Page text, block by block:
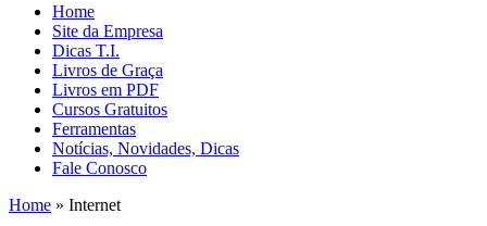
Home
Site da Empresa
Dicas T.I.
Livros de Graça
Livros em PDF
Cursos Gratuitos
Ferramentas
Notícias, Novidades, Dicas
Fale Conosco
Home » Internet